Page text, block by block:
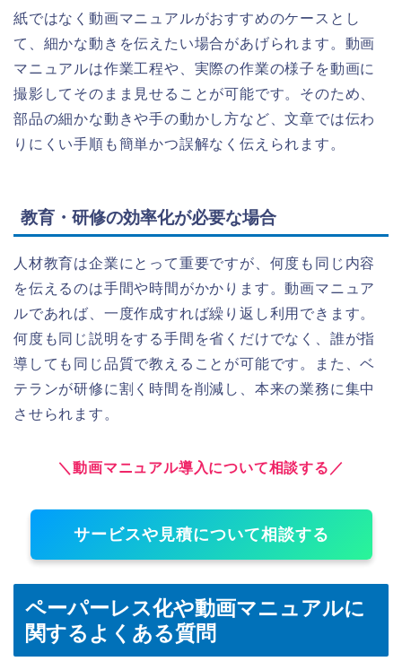
紙ではなく動画マニュアルがおすすめのケースとし
て、細かな動きを伝えたい場合があげられます。動画
マニュアルは作業工程や、実際の作業の様子を動画に
撮影してそのまま見せることが可能です。そのため、
部品の細かな動きや手の動かし方など、文章では伝わ
りにくい手順も簡単かつ誤解なく伝えられます。
教育・研修の効率化が必要な場合
人材教育は企業にとって重要ですが、何度も同じ内容
を伝えるのは手間や時間がかかります。動画マニュア
ルであれば、一度作成すれば繰り返し利用できます。
何度も同じ説明をする手間を省くだけでなく、誰が指
導しても同じ品質で教えることが可能です。また、ベ
テランが研修に割く時間を削減し、本来の業務に集中
させられます。
＼動画マニュアル導入について相談する／
サービスや見積について相談する
ペーパーレス化や動画マニュアルに
関するよくある質問